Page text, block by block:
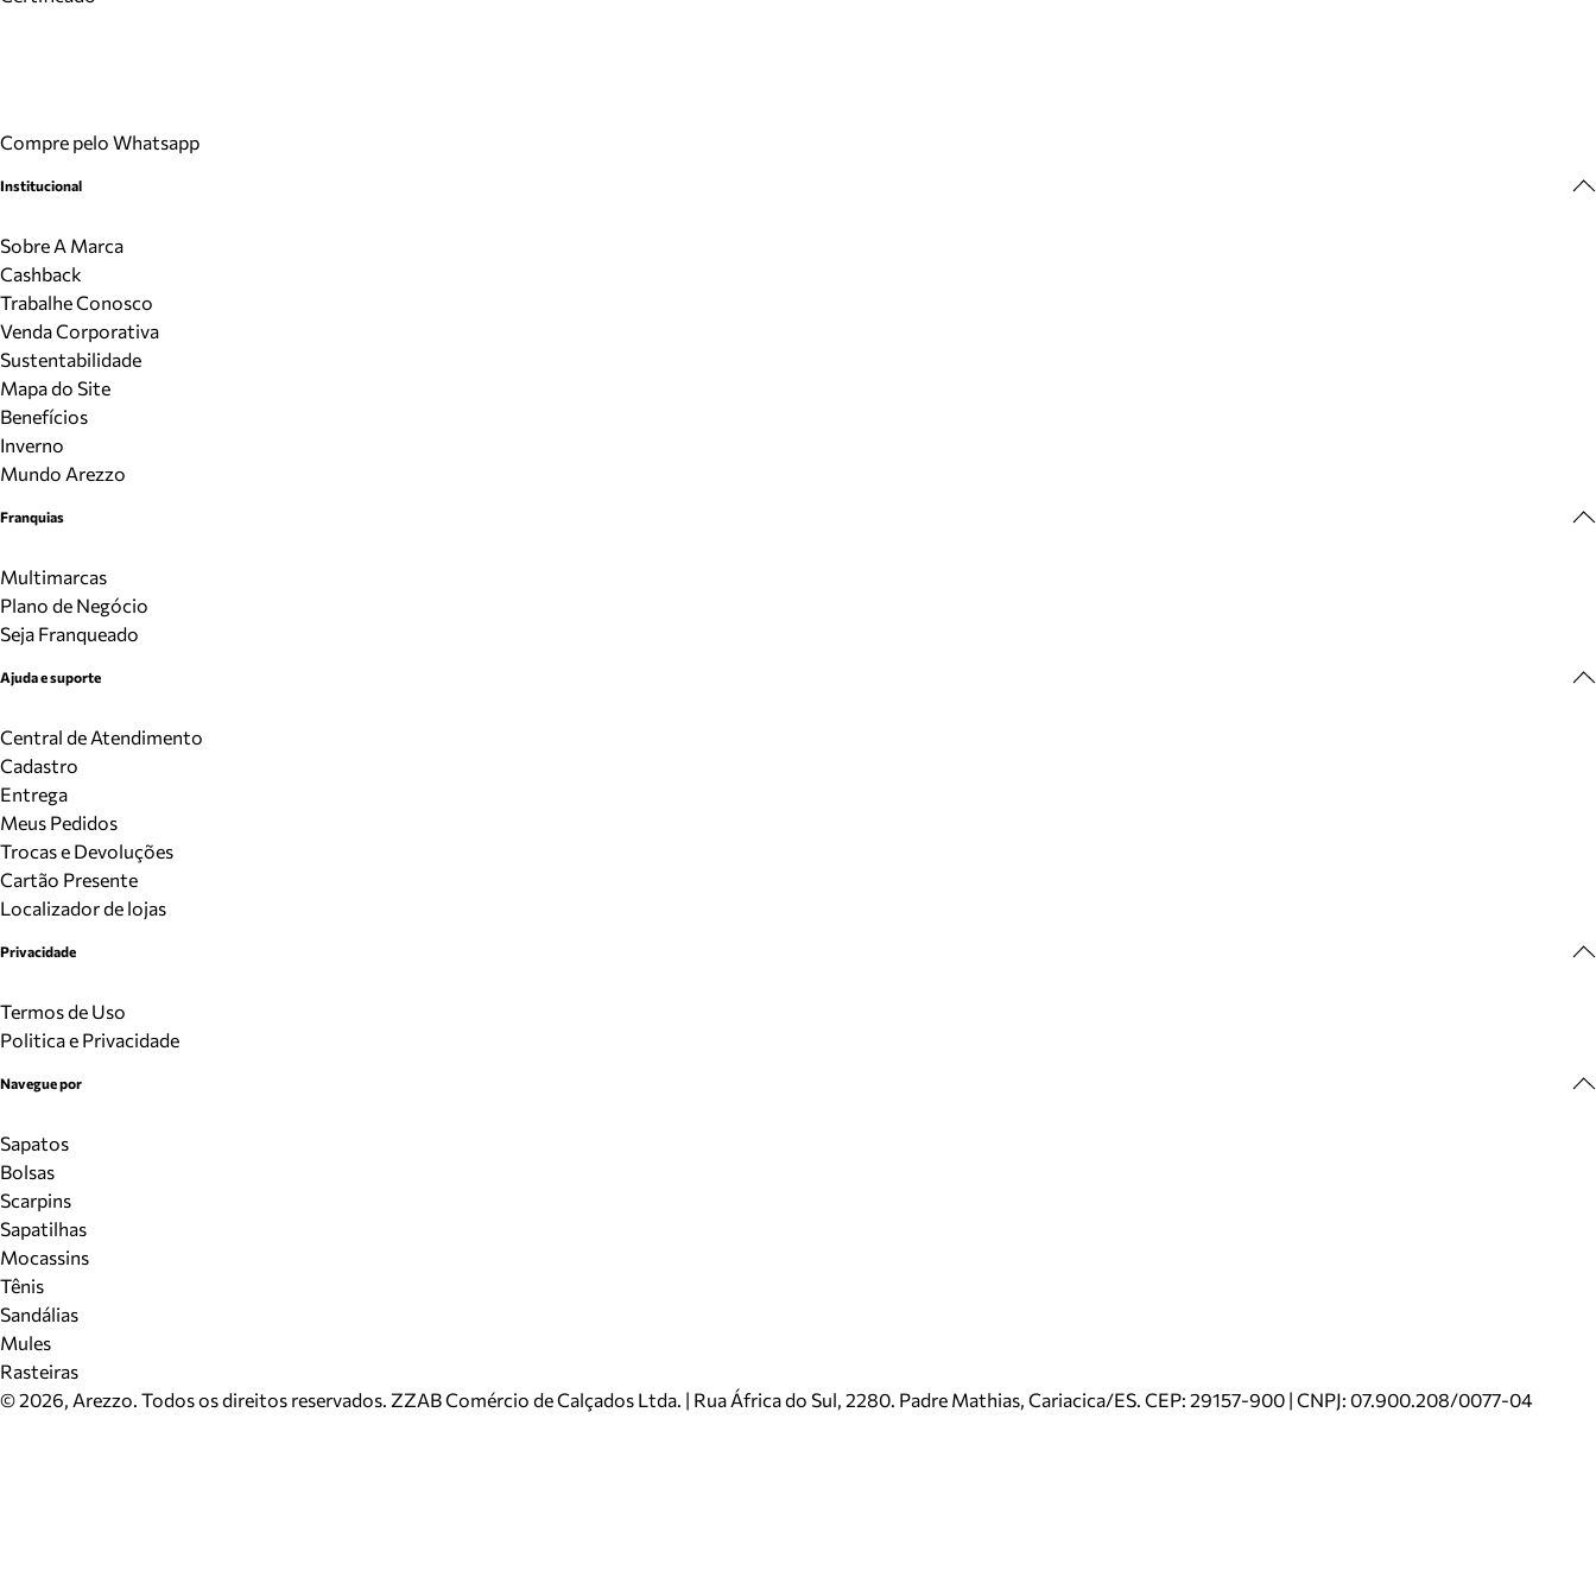
Compre pelo Whatsapp
Institucional
Sobre A Marca
Cashback
Trabalhe Conosco
Venda Corporativa
Sustentabilidade
Mapa do Site
Benefícios
Inverno
Mundo Arezzo
Franquias
Multimarcas
Plano de Negócio
Seja Franqueado
Ajuda e suporte
Central de Atendimento
Cadastro
Entrega
Meus Pedidos
Trocas e Devoluções
Cartão Presente
Localizador de lojas
Privacidade
Termos de Uso
Politica e Privacidade
Navegue por
Sapatos
Bolsas
Scarpins
Sapatilhas
Mocassins
Tênis
Sandálias
Mules
Rasteiras
©2026, Arezzo. Todos os direitos reservados. ZZAB Comércio de Calçados Ltda. | Rua África do Sul, 2280. Padre Mathias, Cariacica/ES. CEP: 29157-900 | CNPJ: 07.900.208/0077-04